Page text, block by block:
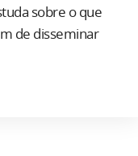
sobre o que
de disseminar